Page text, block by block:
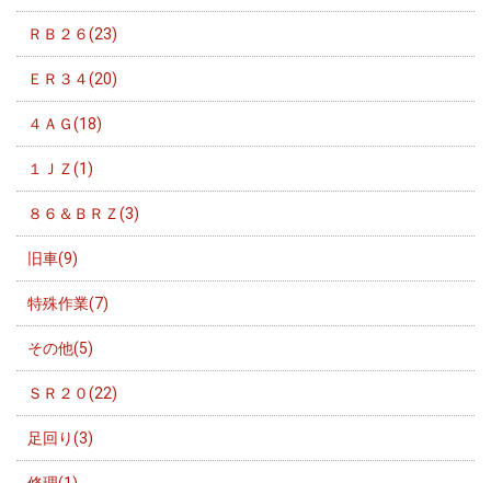
ＲＢ２６(23)
ＥＲ３４(20)
４ＡＧ(18)
１ＪＺ(1)
８６＆ＢＲＺ(3)
旧車(9)
特殊作業(7)
その他(5)
ＳＲ２０(22)
足回り(3)